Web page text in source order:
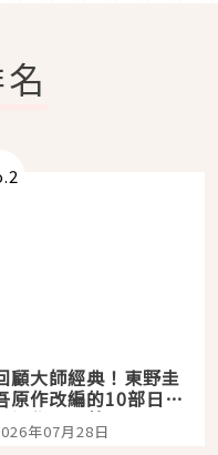
2
顧大師經典！東野圭
原作改編的10部日本
影視作品推薦
年07月28日